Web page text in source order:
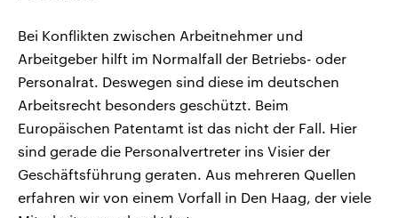
Bei Konflikten zwischen Arbeitnehmer und
Arbeitgeber hilft im Normalfall der Betriebs- oder
Personalrat. Deswegen sind diese im deutschen
Arbeitsrecht besonders geschützt. Beim
Europäischen Patentamt ist das nicht der Fall. Hier
sind gerade die Personalvertreter ins Visier der
Geschäftsführung geraten. Aus mehreren Quellen
erfahren wir von einem Vorfall in Den Haag, der viele